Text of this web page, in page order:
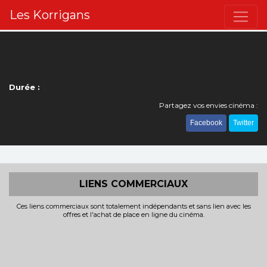
Les Korrigans
Durée :
Partagez vos envies cinéma :
Facebook Twitter
LIENS COMMERCIAUX
Ces liens commerciaux sont totalement indépendants et sans lien avec les
offres et l'achat de place en ligne du cinéma.